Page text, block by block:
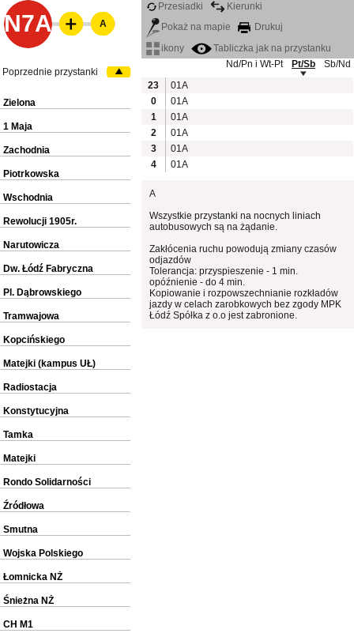
N7A
Przesiadki
Kierunki
Pokaż na mapie
Drukuj
ikony
Tabliczka jak na przystanku
Nd/Pn i Wt-Pt
Pt/Sb
Sb/Nd
23
01A
0
01A
1
01A
2
01A
3
01A
4
01A
A
Wszystkie przystanki na nocnych liniach
autobusowych są na żądanie.
Zakłócenia ruchu powodują zmiany czasów
odjazdów
Tolerancja: przyspieszenie - 1 min.
opóźnienie - do 4 min.
Kopiowanie i rozpowszechnianie rozkładów
jazdy w celach zarobkowych bez zgody MPK
Łódź Spółka z o.o jest zabronione.
A
Poprzednie przystanki
Zielona
1 Maja
Zachodnia
Piotrkowska
Wschodnia
Rewolucji 1905r.
Narutowicza
Dw. Łódź Fabryczna
Pl. Dąbrowskiego
Tramwajowa
Kopcińskiego
Matejki (kampus UŁ)
Radiostacja
Konstytucyjna
Tamka
Matejki
Rondo Solidarności
Źródłowa
Smutna
Wojska Polskiego
Łomnicka NŻ
Śnieżna NŻ
CH M1